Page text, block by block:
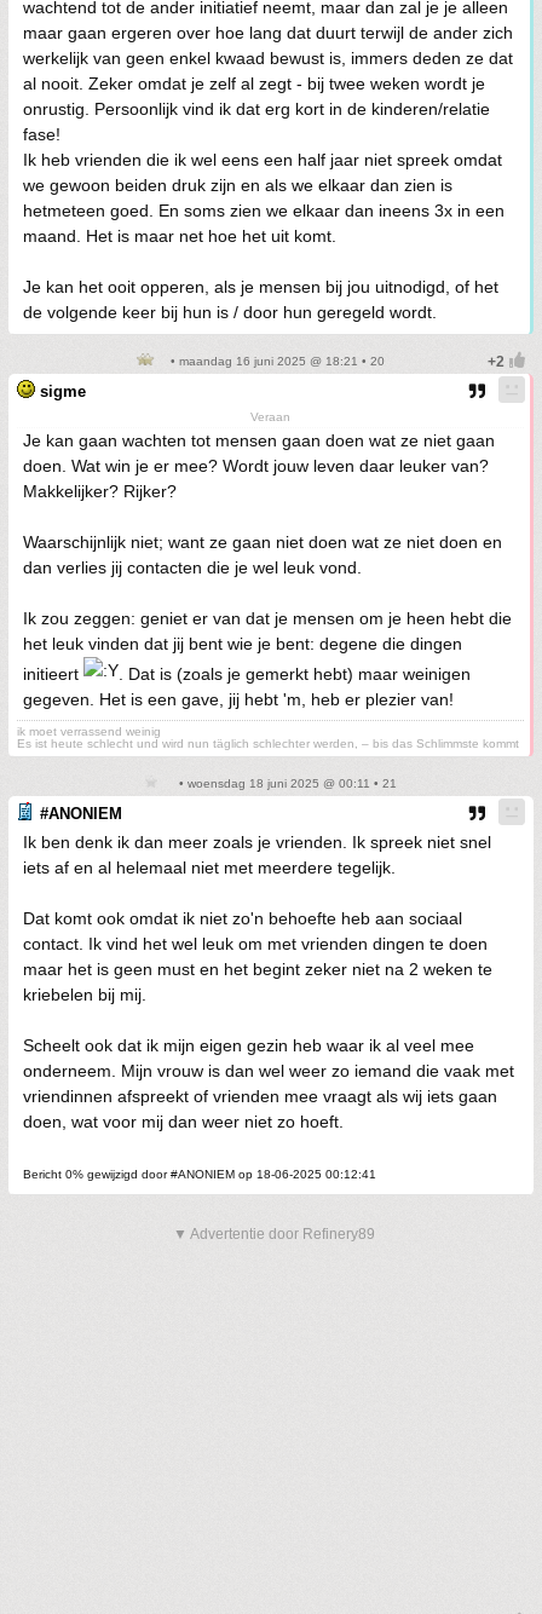
wachtend tot de ander initiatief neemt, maar dan zal je je alleen
maar gaan ergeren over hoe lang dat duurt terwijl de ander zich
werkelijk van geen enkel kwaad bewust is, immers deden ze dat
al nooit. Zeker omdat je zelf al zegt - bij twee weken wordt je
onrustig. Persoonlijk vind ik dat erg kort in de kinderen/relatie
fase!
Ik heb vrienden die ik wel eens een half jaar niet spreek omdat
we gewoon beiden druk zijn en als we elkaar dan zien is
hetmeteen goed. En soms zien we elkaar dan ineens 3x in een
maand. Het is maar net hoe het uit komt.
Je kan het ooit opperen, als je mensen bij jou uitnodigd, of het
de volgende keer bij hun is / door hun geregeld wordt.
• maandag 16 juni 2025 @ 18:21 • 20
sigme
Veraan
Je kan gaan wachten tot mensen gaan doen wat ze niet gaan
doen. Wat win je er mee? Wordt jouw leven daar leuker van?
Makkelijker? Rijker?
Waarschijnlijk niet; want ze gaan niet doen wat ze niet doen en
dan verlies jij contacten die je wel leuk vond.
Ik zou zeggen: geniet er van dat je mensen om je heen hebt die
het leuk vinden dat jij bent wie je bent: degene die dingen
initieert
. Dat is (zoals je gemerkt hebt) maar weinigen
gegeven. Het is een gave, jij hebt 'm, heb er plezier van!
ik moet verrassend weinig
Es ist heute schlecht und wird nun täglich schlechter werden, – bis das Schlimmste kommt
• woensdag 18 juni 2025 @ 00:11 • 21
#ANONIEM
Ik ben denk ik dan meer zoals je vrienden. Ik spreek niet snel
iets af en al helemaal niet met meerdere tegelijk.
Dat komt ook omdat ik niet zo'n behoefte heb aan sociaal
contact. Ik vind het wel leuk om met vrienden dingen te doen
maar het is geen must en het begint zeker niet na 2 weken te
kriebelen bij mij.
Scheelt ook dat ik mijn eigen gezin heb waar ik al veel mee
onderneem. Mijn vrouw is dan wel weer zo iemand die vaak met
vriendinnen afspreekt of vrienden mee vraagt als wij iets gaan
doen, wat voor mij dan weer niet zo hoeft.
Bericht 0% gewijzigd door #ANONIEM op 18-06-2025 00:12:41
▼ Advertentie door Refinery89